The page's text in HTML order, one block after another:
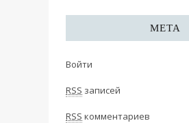
МЕТА
Войти
RSS записей
RSS комментариев